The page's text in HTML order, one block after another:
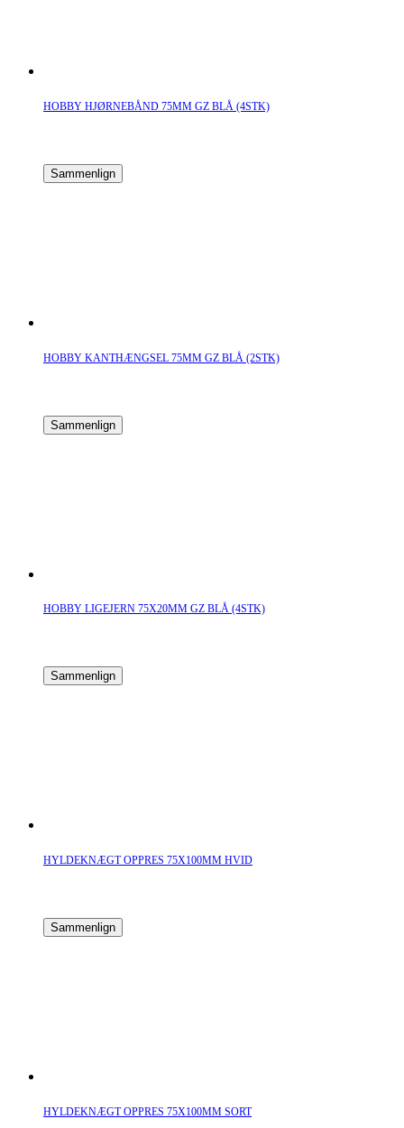
HOBBY HJØRNEBÅND 75MM GZ BLÅ (4STK)
Sammenlign
HOBBY KANTHÆNGSEL 75MM GZ BLÅ (2STK)
Sammenlign
HOBBY LIGEJERN 75X20MM GZ BLÅ (4STK)
Sammenlign
HYLDEKNÆGT OPPRES 75X100MM HVID
Sammenlign
HYLDEKNÆGT OPPRES 75X100MM SORT